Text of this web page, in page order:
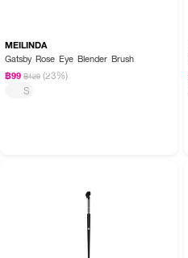
MEILINDA
Gatsby Rose Eye Blender Brush
฿99 ฿129 (23%)
S